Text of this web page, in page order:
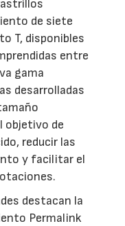
de siete
T, disponibles
entre
gama
desarrolladas
objetivo de
reducir las
y facilitar el
destacan la
Permalink